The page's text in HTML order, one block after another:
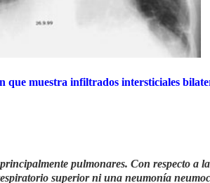
que muestra infiltrados intersticiales
pulmonares. Con respecto a
superior ni una neumonía